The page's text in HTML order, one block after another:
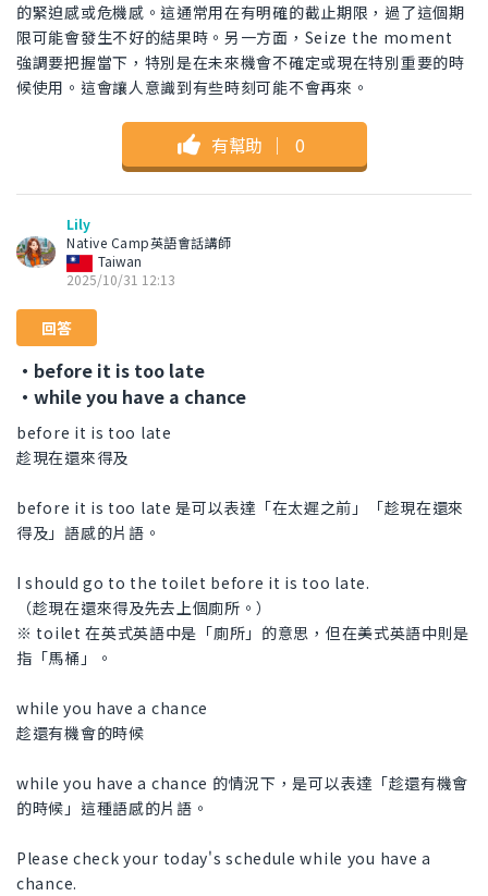
的緊迫感或危機感。這通常用在有明確的截止期限，過了這個期
限可能會發生不好的結果時。另一方面，Seize the moment
強調要把握當下，特別是在未來機會不確定或現在特別重要的時
候使用。這會讓人意識到有些時刻可能不會再來。
有幫助 ｜ 0
Lily
Native Camp英語會話講師
Taiwan
2025/10/31 12:13
回答
・before it is too late
・while you have a chance
before it is too late
趁現在還來得及
before it is too late 是可以表達「在太遲之前」「趁現在還來
得及」語感的片語。
I should go to the toilet before it is too late.
（趁現在還來得及先去上個廁所。）
※ toilet 在英式英語中是「廁所」的意思，但在美式英語中則是
指「馬桶」。
while you have a chance
趁還有機會的時候
while you have a chance 的情況下，是可以表達「趁還有機會
的時候」這種語感的片語。
Please check your today's schedule while you have a
chance.